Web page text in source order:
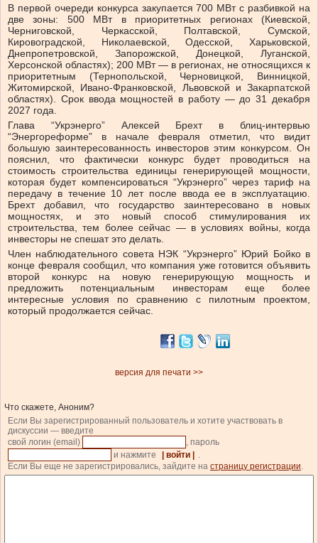
В первой очереди конкурса закупается 700 МВт с разбивкой на
две зоны: 500 МВт в приоритетных регионах (Киевской,
Черниговской, Черкасской, Полтавской, Сумской,
Кировоградской, Николаевской, Одесской, Харьковской,
Днепропетровской, Запорожской, Донецкой, Луганской,
Херсонской областях); 200 МВт — в регионах, не относящихся к
приоритетным (Тернопольской, Черновицкой, Винницкой,
Житомирской, Ивано-Франковской, Львовской и Закарпатской
областях). Срок ввода мощностей в работу — до 31 декабря
2027 года.
Глава “Укрэнерго” Алексей Брехт в блиц-интервью
“Энергореформе” в начале февраля отметил, что видит
большую заинтересованность инвесторов этим конкурсом. Он
пояснил, что фактически конкурс будет проводиться на
стоимость строительства единицы генерирующей мощности,
которая будет компенсироваться “Укрэнерго” через тариф на
передачу в течение 10 лет после ввода ее в эксплуатацию.
Брехт добавил, что государство заинтересовано в новых
мощностях, и это новый способ стимулирования их
строительства, тем более сейчас — в условиях войны, когда
инвесторы не спешат это делать.
Член наблюдательного совета НЭК “Укрэнерго” Юрий Бойко в
конце февраля сообщил, что компания уже готовится объявить
второй конкурс на новую генерирующую мощность и
предложить потенциальным инвесторам еще более
интересные условия по сравнению с пилотным проектом,
который продолжается сейчас.
версия для печати >>
Что скажете, Аноним?
Если Вы зарегистрированный пользователь и хотите участвовать в
дискуссии — введите
свой логин (email)
, пароль
и нажмите
| войти |
.
Если Вы еще не зарегистрировались, зайдите на страницу регистрации.